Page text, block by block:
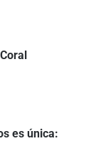
es única: